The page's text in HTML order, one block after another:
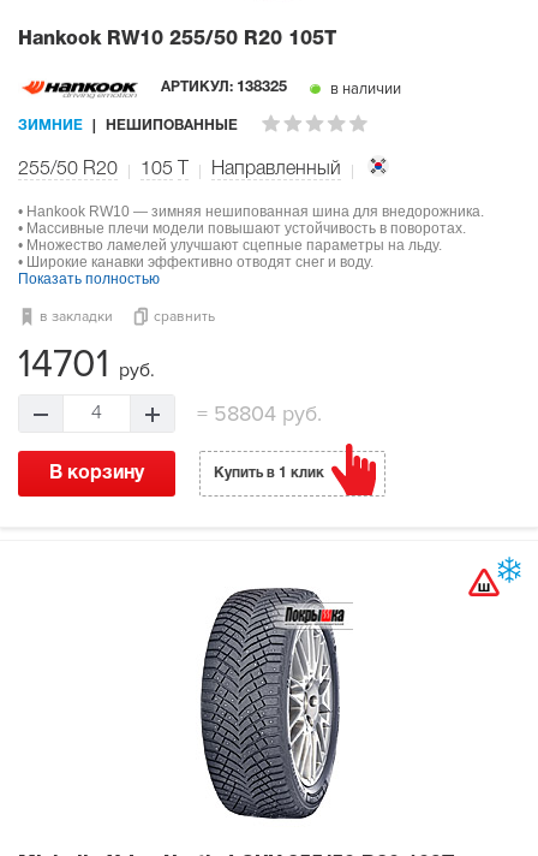
Hankook RW10 255/50 R20 105T
АРТИКУЛ: 138325 в наличии
ЗИМНИЕ НЕШИПОВАННЫЕ
255/50 R20 105 Направленный
• Hankook RW10 — зимняя нешипованная шина для внедорожника.
• Массивные плечи модели повышают устойчивость в поворотах.
• Множество ламелей улучшают сцепные параметры на льду.
• Широкие канавки эффективно отводят снег и воду.
Показать полностью
в закладки сравнить
14701 руб.
4 =58804 руб.
В корзину Купить в 1 клик